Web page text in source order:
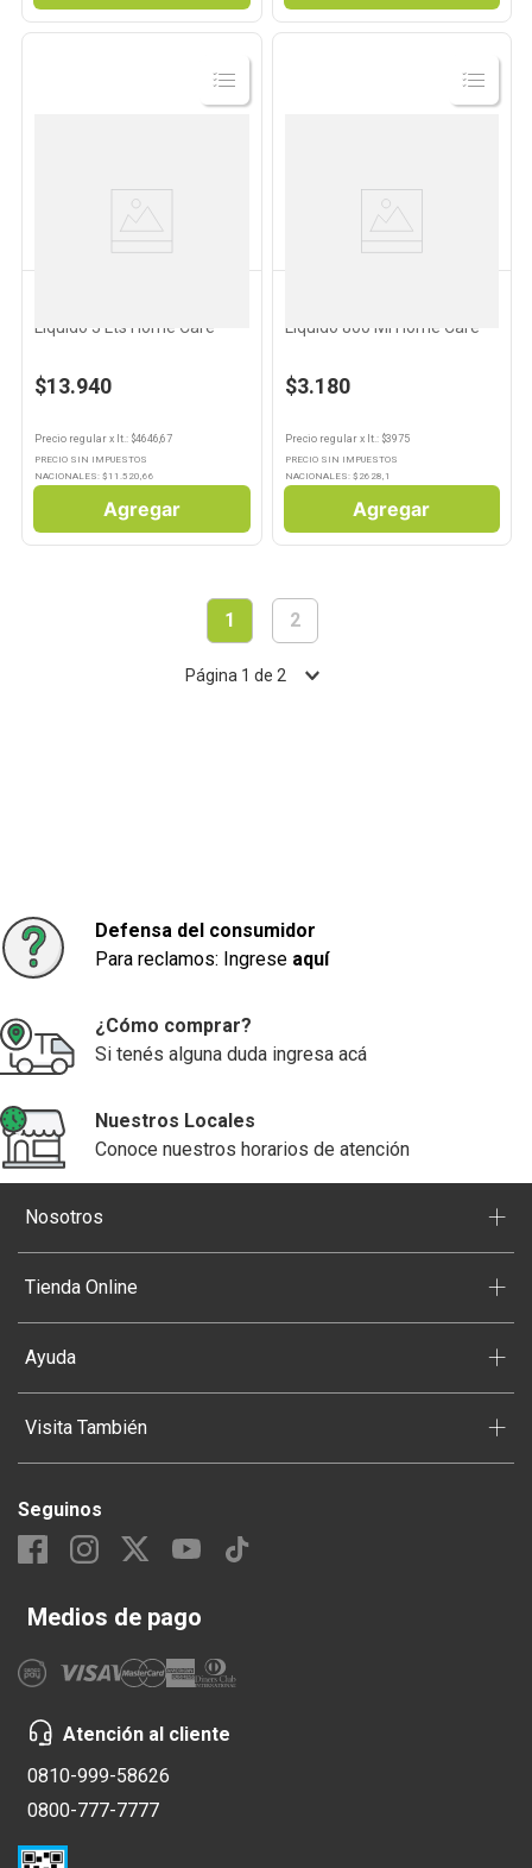
Ver
Producto
Líquido 3 Lts Home Care
$13.940
Precio regular x lt.: $4646,67
PRECIO SIN IMPUESTOS
NACIONALES: $ 11.520,66
Agregar
Ver
Producto
Líquido 800 Ml Home Care
$3.180
Precio regularx lt.: $3975
PRECIO SIN IMPUESTOS
NACIONALES: $ 2628,1
Agregar
1 2
Página 1 de 2
Defensa del consumidor
Para reclamos: Ingrese aquí
¿Cómo comprar?
Si tenés alguna duda ingresa acá
Nuestros Locales
Conoce nuestros horarios de atención
Nosotros +
Tienda Online +
Ayuda +
Visita También +
Seguinos
Medios de pago
Atención al cliente
0810-999-58626
0800-777-7777